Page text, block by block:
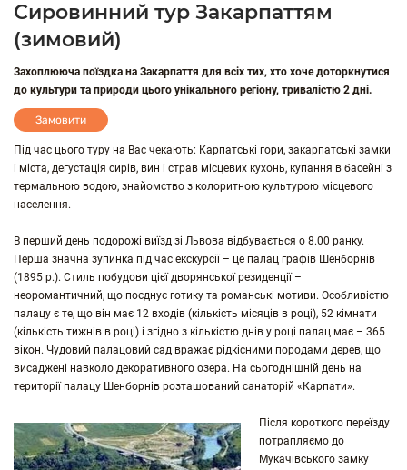
Сировинний тур Закарпаттям
(зимовий)
Захоплююча поїздка на Закарпаття для всіх тих, хто хоче доторкнутися
до культури та природи цього унікального регіону, тривалістю 2 дні.
Замовити
Під час цього туру на Вас чекають: Карпатські гори, закарпатські замки
і міста, дегустація сирів, вин і страв місцевих кухонь, купання в басейні з
термальною водою, знайомство з колоритною культурою місцевого
населення.
В перший день подорожі виїзд зі Львова відбувається о 8.00 ранку.
Перша значна зупинка під час екскурсії – це палац графів Шенборнів
(1895 р.). Стиль побудови цієї дворянської резиденції –
неоромантичний, що поєднує готику та романські мотиви. Особливістю
палацу є те, що він має 12 входів (кількість місяців в році), 52 кімнати
(кількість тижнів в році) і згідно з кількістю днів у році палац має – 365
вікон. Чудовий палацовий сад вражає рідкісними породами дерев, що
висаджені навколо декоративного озера. На сьогоднішній день на
території палацу Шенборнів розташований санаторій «Карпати».
Після короткого переїзду
потрапляємо до
Мукачівського замку